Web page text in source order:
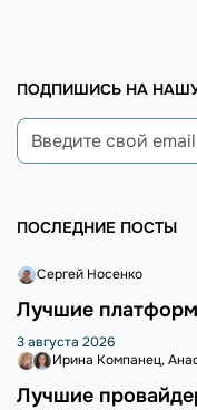
ПОДПИШИСЬ НА
ПОСЛЕДНИЕ ПОСТЫ
Сергей Носенко
Лучшие
3 августа 2026
Ирина Компанец
Лучшие